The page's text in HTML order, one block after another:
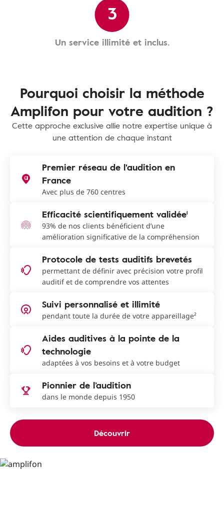
3
Un service illimité et inclus.
Pourquoi choisir la méthode
Amplifon pour votre audition ?
Cette approche exclusive allie notre expertise unique à
une attention de chaque instant
Premier réseau de l'audition en
France
Avec plus de 760 centres
Efficacité scientifiquement validée¹
93% de nos clients bénéficient d’une
amélioration significative de la compréhension
Protocole de tests auditifs brevetés
permettant de définir avec précision votre profil
auditif et de comprendre vos attentes
Suivi personnalisé et illimité
pendant toute la durée de votre appareillage²
Aides auditives à la pointe de la
technologie
adaptées à vos besoins et à votre budget
Pionnier de l’audition
dans le monde depuis 1950
Découvrir